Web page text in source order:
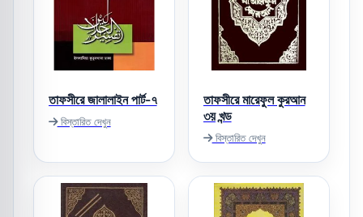
তাফসীরে জালালাইন পার্ট-৭
বিস্তারিত দেখুন
তাফসীরে মারেফুল কুরআন
৩য় খন্ড
বিস্তারিত দেখুন